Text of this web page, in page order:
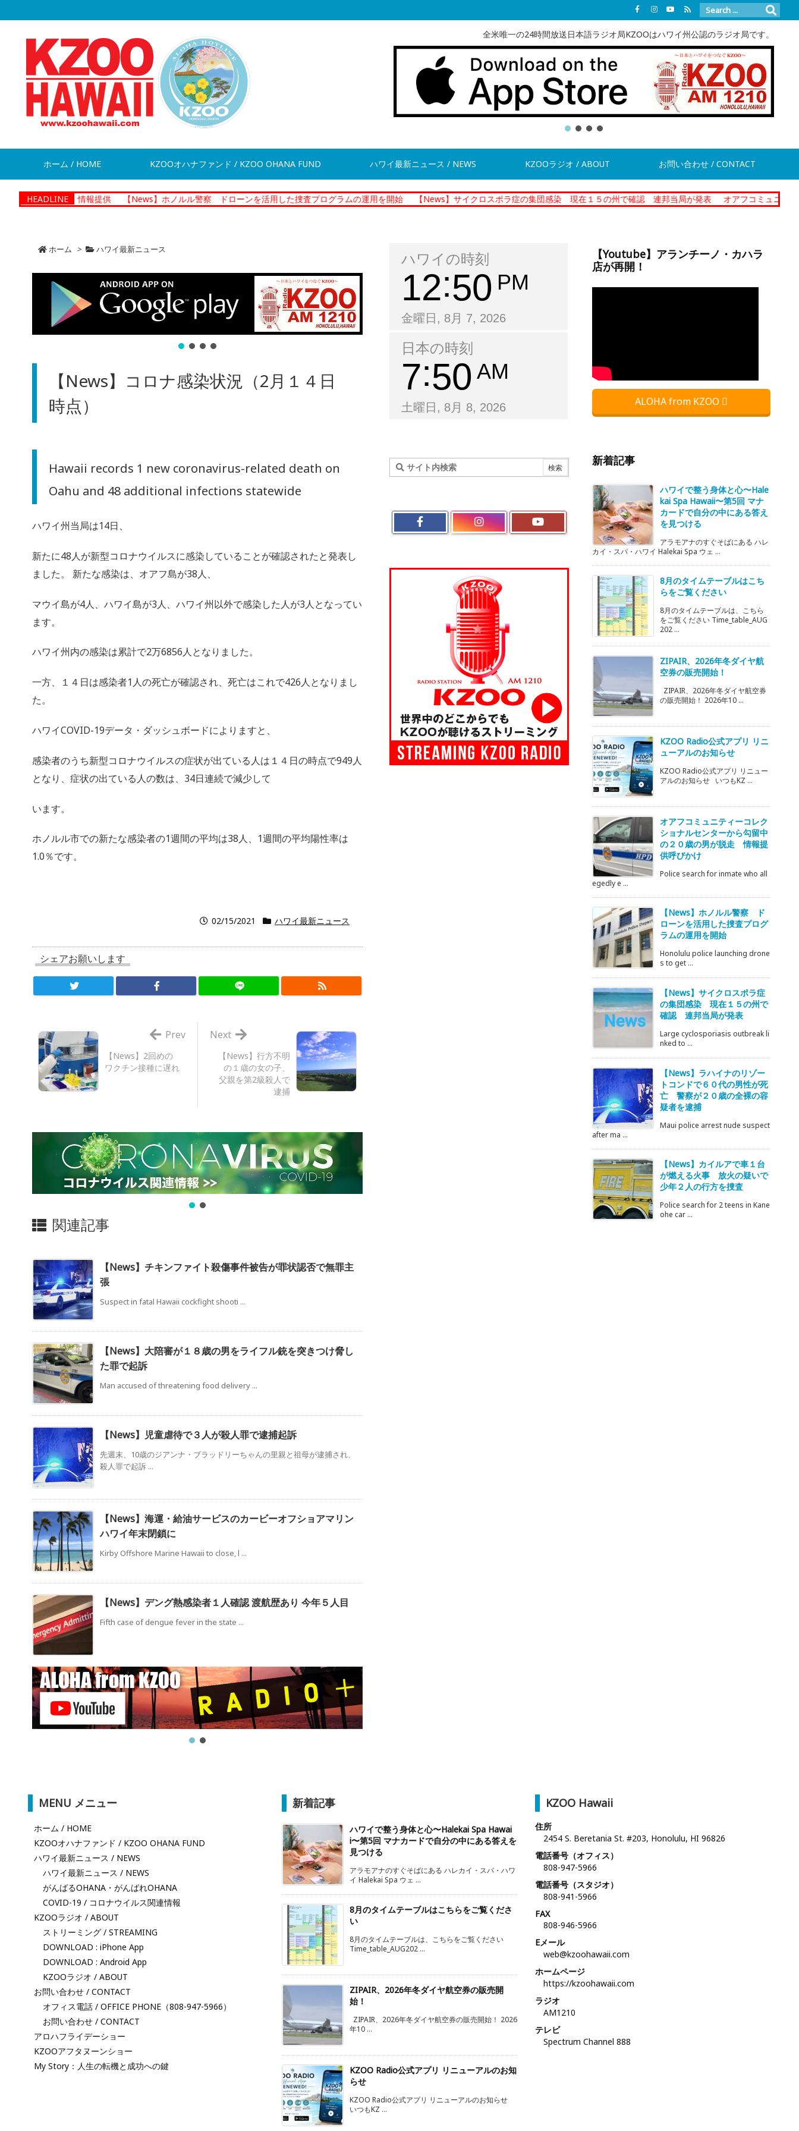
全米唯一の24時間放送日本語ラジオ局KZOOはハワイ州公認のラジオ局です。
ホーム / HOME KZOOオハナファンド / KZOO OHANA FUND ハワイ最新ニュース / NEWS KZOOラジオ / ABOUT お問い合わせ / CONTACT
HEADLINE
脱走 情報提供 【News】ホノルル警察 ドローンを活用した捜査プログラムの運用を開始 【News】サイクロスポラ症の集団感染 現在１５の州で確認 連邦当局が発表 オアフコミュニティーコレクシ
ホーム > ハワイ最新ニュース
【News】コロナ感染状況（2月１４日
時点）
Hawaii records 1 new coronavirus-related death on
Oahu and 48 additional infections statewide
ハワイ州当局は14日、
新たに48人が新型コロナウイルスに感染していることが確認されたと発表し
ました。 新たな感染は、オアフ島が38人、
マウイ島が4人、ハワイ島が3人、ハワイ州以外で感染した人が3人となってい
ます。
ハワイ州内の感染は累計で2万6856人となりました。
一方、１４日は感染者1人の死亡が確認され、死亡はこれで426人となりまし
た。
ハワイCOVID-19データ・ダッシュボードによりますと、
感染者のうち新型コロナウイルスの症状が出ている人は１４日の時点で949人
となり、 症状の出ている人の数は、34日連続で減少して
います。
ホノルル市での新たな感染者の1週間の平均は38人、1週間の平均陽性率は
1.0％です。
02/15/2021 ハワイ最新ニュース
シェアお願いします
【News】行方不明
の１歳の女の子、
父親を第2級殺人で
逮捕
Next
【News】2回めの
ワクチン接種に遅れ
Prev
関連記事
【News】チキンファイト殺傷事件被告が罪状認否で無罪主
張
Suspect in fatal Hawaii cockfight shooti ...
【News】大陪審が１８歳の男をライフル銃を突きつけ脅し
た罪で起訴
Man accused of threatening food delivery ...
【News】児童虐待で３人が殺人罪で逮捕起訴
先週末、10歳のジアンナ・ブラッドリーちゃんの里親と祖母が逮捕され、
殺人罪で起訴 ...
【News】海運・給油サービスのカービーオフショアマリン
ハワイ年末閉鎖に
Kirby Offshore Marine Hawaii to close, l ...
【News】デング熱感染者１人確認 渡航歴あり 今年５人目
Fifth case of dengue fever in the state ...
ハワイの時刻
12 50 PM
金曜日, 8月 7, 2026
日本の時刻
7 50 AM
土曜日, 8月 8, 2026
【Youtube】アランチーノ・カハラ
店が再開！
ALOHA from KZOO
新着記事
ハワイで整う身体と心〜Hale
kai Spa Hawaii〜第5回 マナ
カードで自分の中にある答え
を見つける
アラモアナのすぐそばにある ハレ
カイ・スパ・ハワイ Halekai Spa ウェ ...
8月のタイムテーブルはこち
らをご覧ください
8月のタイムテーブルは、こちら
をご覧ください Time_table_AUG
202 ...
ZIPAIR、2026年冬ダイヤ航
空券の販売開始！
ZIPAIR、2026年冬ダイヤ航空券
の販売開始！ 2026年10 ...
KZOO Radio公式アプリ リニ
ューアルのお知らせ
KZOO Radio公式アプリ リニュー
アルのお知らせ いつもKZ ...
オアフコミュニティーコレク
ショナルセンターから勾留中
の２０歳の男が脱走 情報提
供呼びかけ
Police search for inmate who all
egedly e ...
【News】ホノルル警察 ド
ローンを活用した捜査プログ
ラムの運用を開始
Honolulu police launching drone
s to get ...
【News】サイクロスポラ症
の集団感染 現在１５の州で
確認 連邦当局が発表
Large cyclosporiasis outbreak li
nked to ...
【News】ラハイナのリゾー
トコンドで６０代の男性が死
亡 警察が２０歳の全裸の容
疑者を逮捕
Maui police arrest nude suspect
after ma ...
【News】カイルアで車１台
が燃える火事 放火の疑いで
少年２人の行方を捜査
Police search for 2 teens in Kane
ohe car ...
MENU メニュー
ホーム / HOME
KZOOオハナファンド / KZOO OHANA FUND
ハワイ最新ニュース / NEWS
ハワイ最新ニュース / NEWS
がんばるOHANA・がんばれOHANA
COVID-19 / コロナウイルス関連情報
KZOOラジオ / ABOUT
ストリーミング / STREAMING
DOWNLOAD : iPhone App
DOWNLOAD : Android App
KZOOラジオ / ABOUT
お問い合わせ / CONTACT
オフィス電話 / OFFICE PHONE（808-947-5966）
お問い合わせ / CONTACT
アロハフライデーショー
KZOOアフタヌーンショー
My Story：人生の転機と成功への鍵
新着記事
ハワイで整う身体と心〜Halekai Spa Hawai
i〜第5回 マナカードで自分の中にある答えを
見つける
アラモアナのすぐそばにある ハレカイ・スパ・ハワ
イ Halekai Spa ウェ ...
8月のタイムテーブルはこちらをご覧くださ
い
8月のタイムテーブルは、こちらをご覧ください
Time_table_AUG202 ...
ZIPAIR、2026年冬ダイヤ航空券の販売開
始！
ZIPAIR、2026年冬ダイヤ航空券の販売開始！ 2026
年10 ...
KZOO Radio公式アプリ リニューアルのお知
らせ
KZOO Radio公式アプリ リニューアルのお知らせ
いつもKZ ...
KZOO Hawaii
住所
2454 S. Beretania St. #203, Honolulu, HI 96826
電話番号（オフィス）
808-947-5966
電話番号（スタジオ）
808-941-5966
FAX
808-946-5966
Eメール
web@kzoohawaii.com
ホームページ
https://kzoohawaii.com
ラジオ
AM1210
テレビ
Spectrum Channel 888